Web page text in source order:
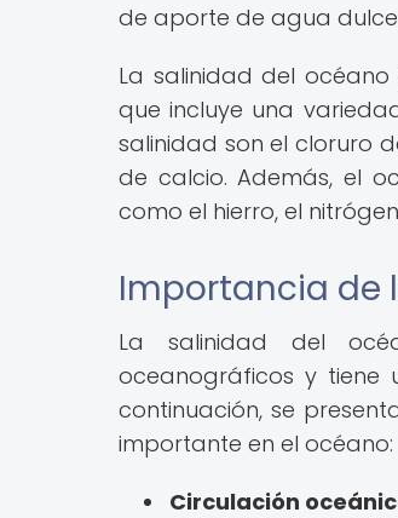
de aporte de agua
La salinidad del
que incluye una
salinidad son el cloruro
de calcio. Además, el
como el hierro, el
Importancia de
La salinidad del
oceanográficos y tiene
continuación, se
importante en el océano:
Circulación